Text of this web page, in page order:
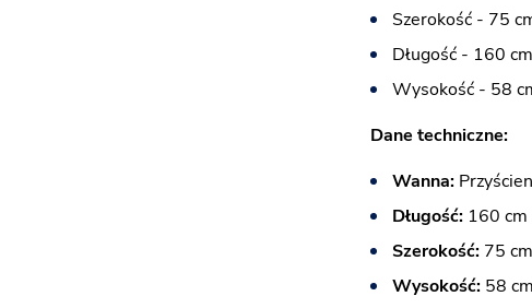
Szerokość - 75
Długość - 160 cm
Wysokość - 58
​Dane techniczne:​​
Wanna:
Długość: 160 cm
Szerokość: 75 cm
Wysokość: 58 cm